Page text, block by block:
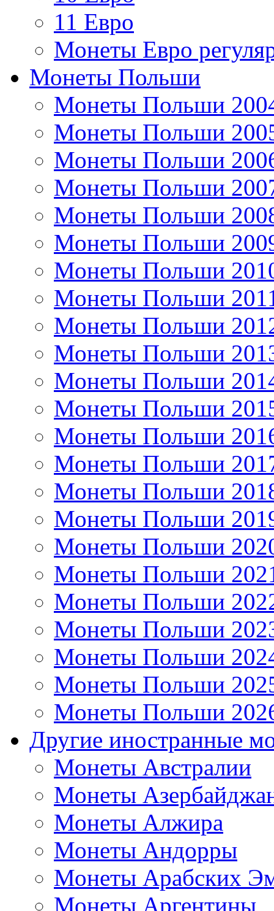
11 Евро
Монеты Евро
Монеты Польши
Монеты Польши
Монеты Польши
Монеты Польши
Монеты Польши
Монеты Польши
Монеты Польши
Монеты Польши
Монеты Польши
Монеты Польши
Монеты Польши
Монеты Польши
Монеты Польши
Монеты Польши
Монеты Польши
Монеты Польши
Монеты Польши
Монеты Польши
Монеты Польши
Монеты Польши
Монеты Польши
Монеты Польши
Монеты Польши
Монеты Польши
Другие иностранные
Монеты Австралии
Монеты
Монеты Алжира
Монеты Андорры
Монеты Арабских
Монеты Аргентины